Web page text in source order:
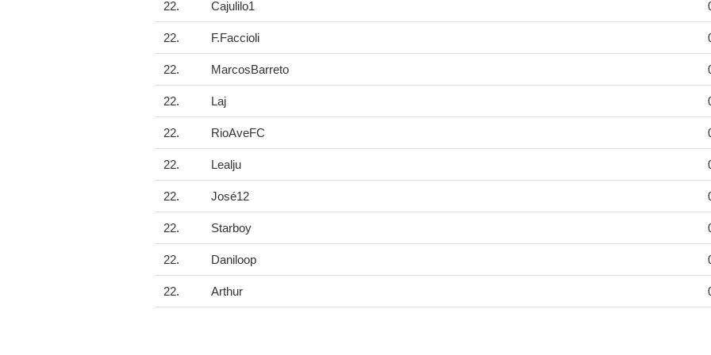
22. Cajulilo1
22. F.Faccioli
22. MarcosBarreto
22. Laj
22. RioAveFC
22. Lealju
22. José12
22. Starboy
22. Daniloop
22. Arthur